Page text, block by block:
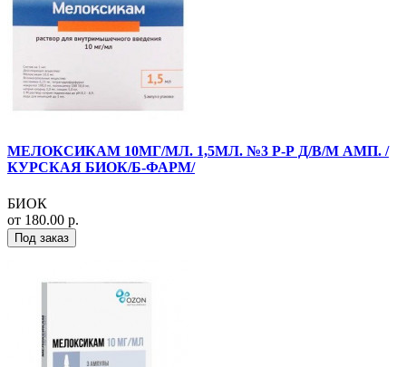
МЕЛОКСИКАМ 10МГ/МЛ. 1,5МЛ. №3 Р-Р Д/В/М АМП. /
КУРСКАЯ БИОК/Б-ФАРМ/
БИОК
от 180.00 р.
Под заказ